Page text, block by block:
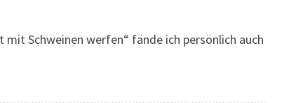
Schweinen werfen“ fände ich persönlich auch